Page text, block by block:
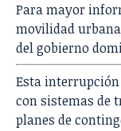
Para mayor
movilidad
del gobierno
Esta
con sistemas de
planes de